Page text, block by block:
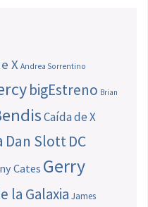
X Andrea Sorrentino
bigEstreno Brian
Caída de X
Dan SlottDC
Cates Gerry
la Galaxia James